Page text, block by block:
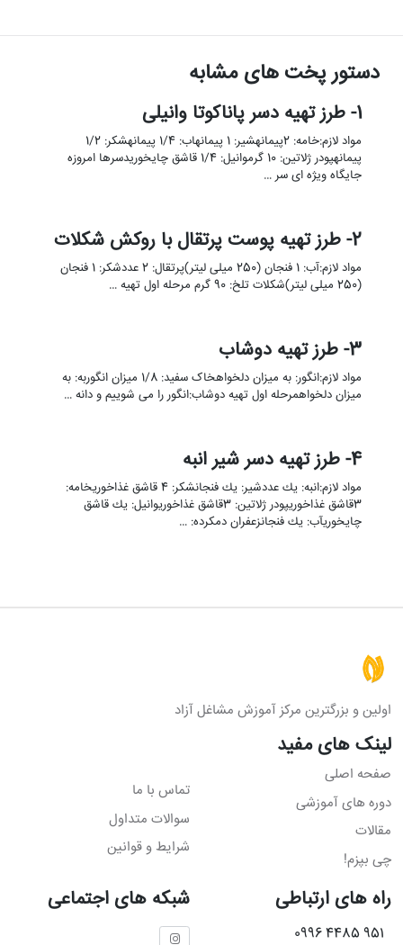
دستور پخت های مشابه
1- طرز تهیه دسر پاناکوتا وانیلی
مواد لازم:خامه: 2پیمانهشیر: 1 پیمانهاب: 1/4 پیمانهشکر: 1/2
پیمانهپودر ژلاتین: 10 گرموانیل: 1/4 قاشق چایخوریدسرها امروزه
جایگاه ویژه ای سر …
2- طرز تهیه پوست پرتقال با روکش شکلات
مواد لازم:آب: 1 فنجان (250 میلی لیتر)پرتقال: 2 عددشکر: 1 فنجان
(250 میلی لیتر)شکلات تلخ: 90 گرم مرحله اول تهیه …
3- طرز تهیه دوشاب
مواد لازم:انگور: به میزان دلخواهخاک سفید: 1/8 میزان انگوربه: به
میزان دلخواهمرحله اول تهیه دوشاب:انگور را می شوییم و دانه …
4- طرز تهیه دسر شیر انبه
مواد لازم:انبه: يك عددشیر: يك فنجانشکر: 4 قاشق غذاخوريخامه:
3قاشق غذاخوريپودر ژلاتین: 3قاشق غذاخوريوانیل: يك قاشق
چايخوريآب: يك فنجانزعفران دمکرده: …
اولین و بزرگترین مرکز آموزش مشاغل آزاد
لینک های مفید
صفحه اصلی
دوره های آموزشی
مقالات
چی بپزم!
تماس با ما
سوالات متداول
شرایط و قوانین
راه های ارتباطی
951 4485 0996
شبکه های اجتماعی